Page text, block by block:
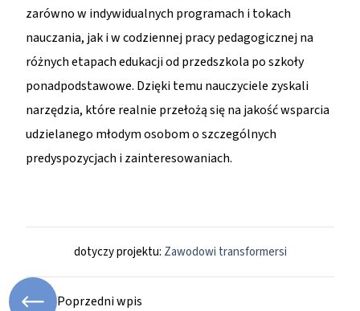
zarówno w indywidualnych programach i tokach
nauczania, jak i w codziennej pracy pedagogicznej na
różnych etapach edukacji od przedszkola po szkoły
ponadpodstawowe. Dzięki temu nauczyciele zyskali
narzędzia, które realnie przełożą się na jakość wsparcia
udzielanego młodym osobom o szczególnych
predyspozycjach i zainteresowaniach.
dotyczy projektu: Zawodowi transformersi
Poprzedni wpis